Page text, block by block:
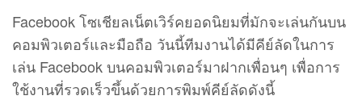
Facebook โซเชียลเน็ตเวิร์คยอดนิยมที่มักจะเล่นกันบน
คอมพิวเตอร์และมือถือ วันนี้ทีมงานได้มีคีย์ลัดในการ
เล่น Facebook บนคอมพิวเตอร์มาฝากเพื่อนๆ เพื่อการ
ใช้งานที่รวดเร็วขึ้นด้วยการพิมพ์คีย์ลัดดังนี้